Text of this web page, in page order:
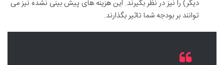
دیگر) را نیز در نظر بگیرند. این هزینه های پیش بینی نشده نیز می
توانند بر بودجه شما تاثیر بگذارند.